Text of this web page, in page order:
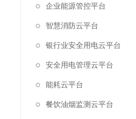
企业能源管控平台
智慧消防云平台
银行业安全用电云平台
安全用电管理云平台
能耗云平台
餐饮油烟监测云平台